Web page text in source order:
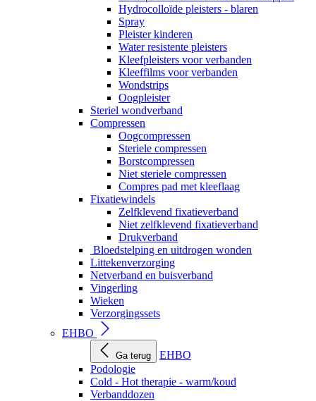
Hydrocolloïde pleisters - blaren
Spray
Pleister kinderen
Water resistente pleisters
Kleefpleisters voor verbanden
Kleeffilms voor verbanden
Wondstrips
Oogpleister
Steriel wondverband
Compressen
Oogcompressen
Steriele compressen
Borstcompressen
Niet steriele compressen
Compres pad met kleeflaag
Fixatiewindels
Zelfklevend fixatieverband
Niet zelfklevend fixatieverband
Drukverband
Bloedstelping en uitdrogen wonden
Littekenverzorging
Netverband en buisverband
Vingerling
Wieken
Verzorgingssets
EHBO
Ga terug
EHBO
Podologie
Cold - Hot therapie - warm/koud
Verbanddozen